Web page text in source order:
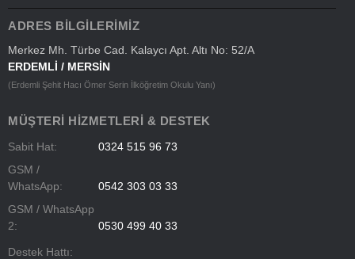
ADRES BILGILERIMIZ
Merkez Mh. Türbe Cad. Kalaycı Apt. Altı No: 52/A
ERDEMLİ / MERSİN
(Erdemli Şehit Hacı Ömer Serin İlköğretim Okulu Yanı)
MÜŞTERI HIZMETLERI & DESTEK
Sabit Hat:
0324 515 96 73
GSM /
WhatsApp:
0542 303 03 33
GSM / WhatsApp
2:
0530 499 40 33
Destek Hattı: